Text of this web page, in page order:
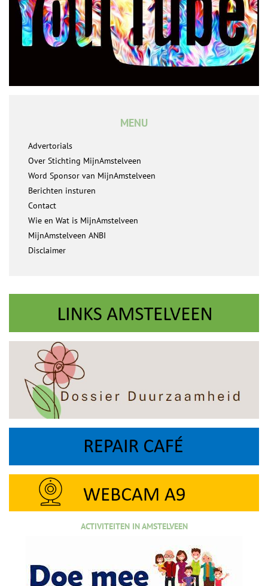
MENU
Advertorials
Over Stichting MijnAmstelveen
Word Sponsor van MijnAmstelveen
Berichten insturen
Contact
Wie en Wat is MijnAmstelveen
MijnAmstelveen ANBI
Disclaimer
ACTIVITEITEN IN AMSTELVEEN